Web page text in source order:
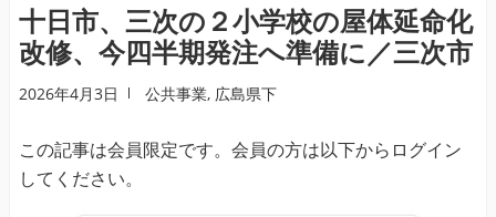
キ
ッ
プ
プ
十日市、三次の２小学校の屋体延命化
改修、今四半期発注へ準備に／三次市
2026年4月3日 公共事業, 広島県下
この記事は会員限定です。会員の方は以下からログイン
してください。